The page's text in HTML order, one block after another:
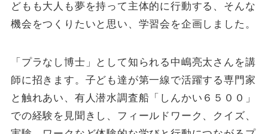
どもも大人も夢を持って主体的に行動する、そんな
機会をつくりたいと思い、学習会を企画しました。
「プラなし博士」として知られる中嶋亮太さんを講
師に招きます。子ども達が第一線で活躍する専門家
と触れあい、有人潜水調査船「しんかい６５００」
での経験を見聞きし、フィールドワーク、クイズ、